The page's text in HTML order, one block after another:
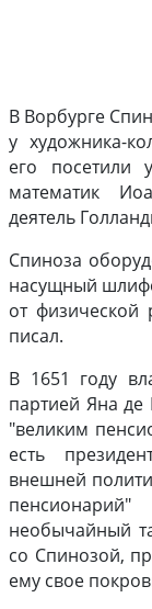
В Ворбурге
у художника-
его посетили
математик
деятель
Спиноза
насущный
от
писал.
В 1651 году
партией Яна де
"великим
есть
внешней
необычайный
со Спинозой,
ему свое